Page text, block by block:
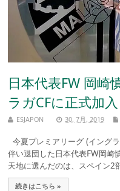
日本代表FW 岡崎
ラガCFに正式加入
ESJAPON 30, 7月, 2019
今夏プレミアリーグ (イング
伴い退団した日本代表FW岡
天地に選んだのは、スペイン2
続きはこちら »